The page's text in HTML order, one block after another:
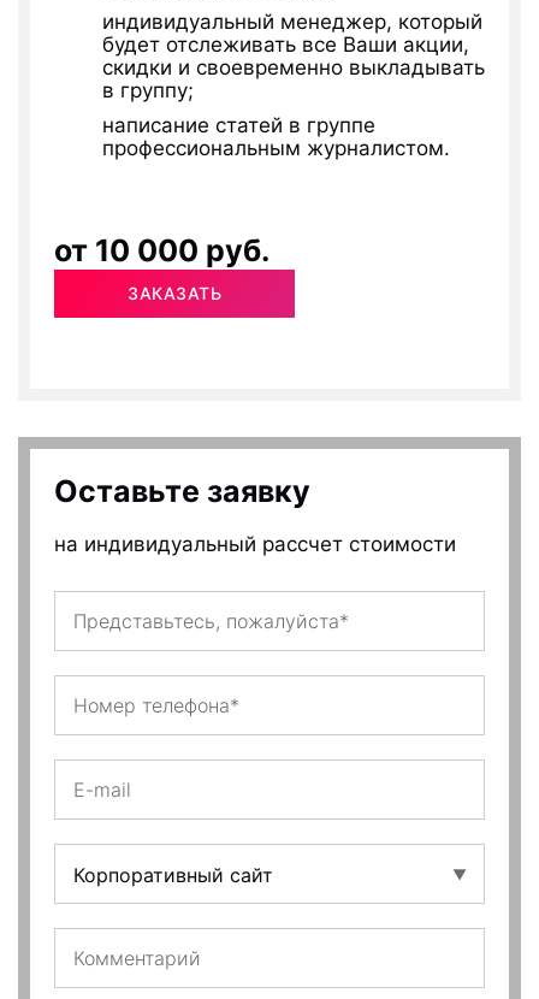
индивидуальный менеджер, который
будет отслеживать все Ваши акции,
скидки и своевременно выкладывать
в группу;
написание статей в группе
профессиональным журналистом.
от 10 000 руб.
ЗАКАЗАТЬ
Оставьте заявку
на индивидуальный рассчет стоимости